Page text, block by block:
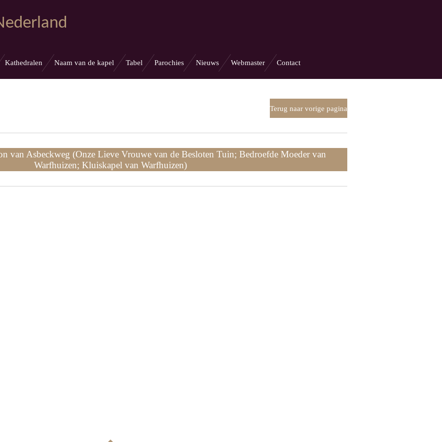
Kathedralen Naam van de kapel Tabel Parochies Nieuws Webmaster Contact
Terug naar vorige pagina
van Asbeckweg (Onze Lieve Vrouwe van de Besloten Tuin; Bedroefde Moeder van
Warfhuizen; Kluiskapel van Warfhuizen)